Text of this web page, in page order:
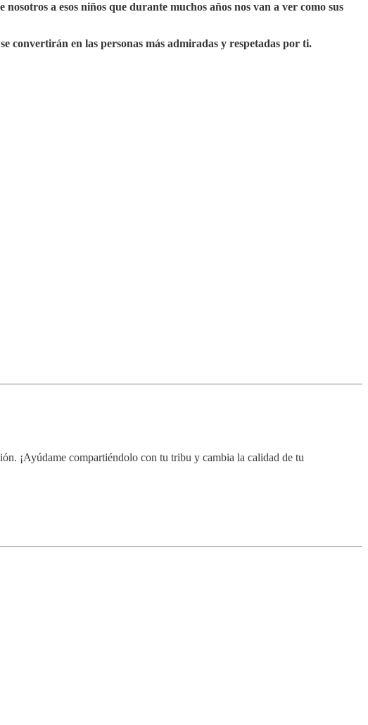
a esos niños que durante muchos años nos van a ver como sus
convertirán en las personas más admiradas y respetadas por ti.
¡Ayúdame compartiéndolo con tu tribu y cambia la calidad de tu